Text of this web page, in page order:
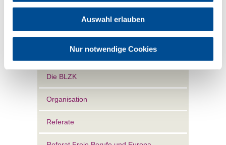
Auswahl erlauben
Nur notwendige Cookies
Nachricht senden
Die BLZK
Organisation
Referate